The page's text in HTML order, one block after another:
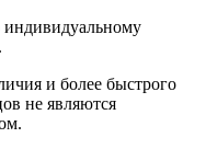
индивидуальному
и более быстрого
не являются